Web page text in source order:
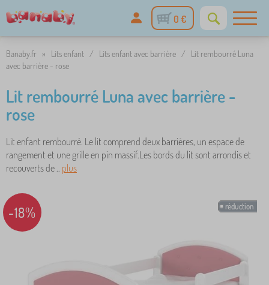
0 €
Banaby.fr » Lits enfant / Lits enfant avec barrière /
Lit rembourré Luna
avec barrière - rose
Lit rembourré Luna avec barrière -
rose
Lit enfant rembourré. Le lit comprend deux barrières, un espace de
rangement et une grille en pin massif.Les bords du lit sont arrondis et
recouverts de .. plus
réduction
-18%